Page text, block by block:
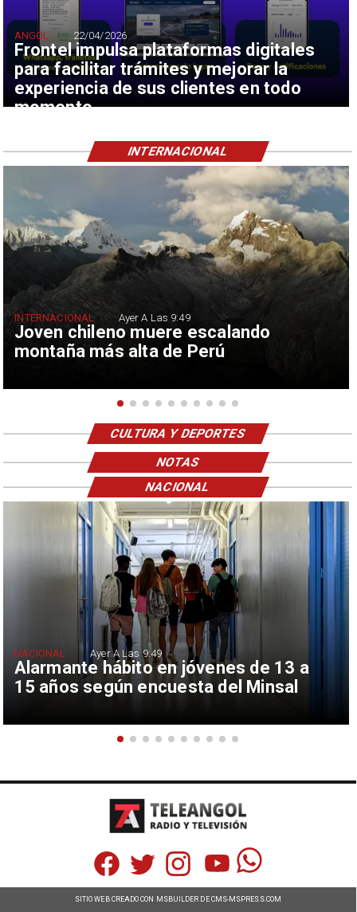
Frontel impulsa plataformas digitales
para facilitar trámites y mejorar la
experiencia de sus clientes en todo
momento
ANGOL 22/04/2026
Joven chileno muere escalando
montaña más alta de Perú
INTERNACIONAL Ayer A Las 9:49
INTERNACIONAL
CULTURA Y DEPORTES
NOTAS
Alarmante hábito en jóvenes de 13 a
15 años según encuesta del Minsal
NACIONAL Ayer A Las 9:49
NACIONAL
SITIO WEB CREADO CON MSBUILDER DE CMS-MSPRESS.COM